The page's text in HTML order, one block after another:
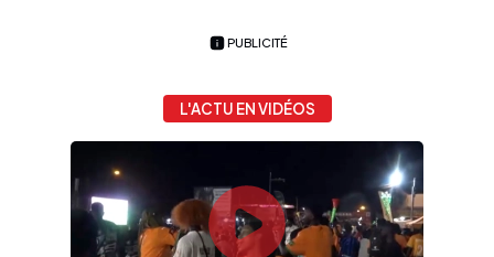
PUBLICITÉ
L'ACTU EN VIDÉOS